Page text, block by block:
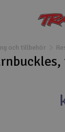
och tillbehör